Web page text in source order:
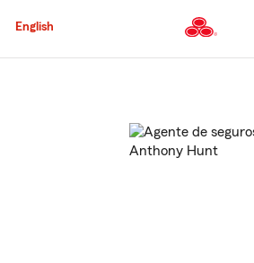
al
principal
English